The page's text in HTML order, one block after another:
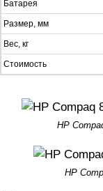
Батарея
Размер, мм
Вес, кг
Стоимость
HP
HP